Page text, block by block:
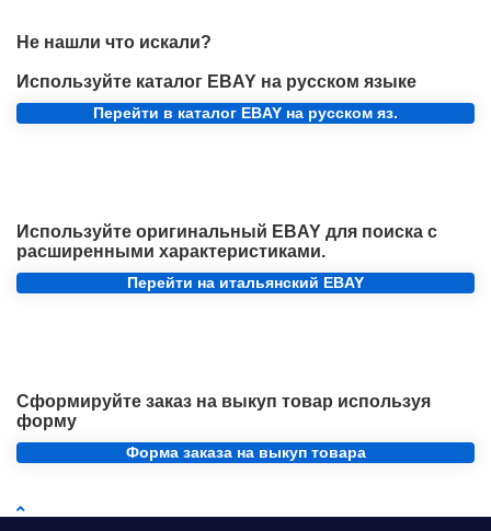
Не нашли что искали?
Используйте каталог EBAY на русском языке
Перейти в каталог EBAY на русском яз.
Используйте оригинальный EBAY для поиска с
расширенными характеристиками.
Перейти на итальянский EBAY
Сформируйте заказ на выкуп товар используя
форму
Форма заказа на выкуп товара